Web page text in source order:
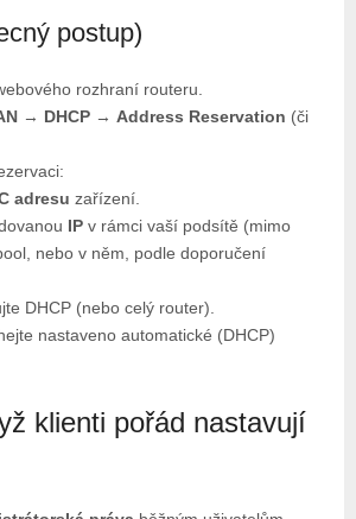
postup)
rozhraní routeru.
→ DHCP → Address Reservation (či
adresu zařízení.
IPv rámci vaší podsítě (mimo
nebo v něm, podle doporučení
DHCP (nebo celý router).
nastaveno automatické (DHCP)
klienti pořád nastavují